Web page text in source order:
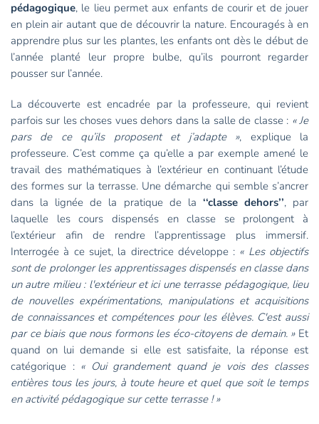
pédagogique, le lieu permet aux enfants de courir et de jouer
en plein air autant que de découvrir la nature. Encouragés à en
apprendre plus sur les plantes, les enfants ont dès le début de
l’année planté leur propre bulbe, qu’ils pourront regarder
pousser sur l’année.
La découverte est encadrée par la professeure, qui revient
parfois sur les choses vues dehors dans la salle de classe : « Je
pars de ce qu’ils proposent et j’adapte », explique la
professeure. C’est comme ça qu’elle a par exemple amené le
travail des mathématiques à l’extérieur en continuant l’étude
des formes sur la terrasse. Une démarche qui semble s’ancrer
dans la lignée de la pratique de la ‘‘classe dehors’’, par
laquelle les cours dispensés en classe se prolongent à
l’extérieur afin de rendre l’apprentissage plus immersif.
Interrogée à ce sujet, la directrice développe : « Les objectifs
sont de prolonger les apprentissages dispensés en classe dans
un autre milieu : l'extérieur et ici une terrasse pédagogique, lieu
de nouvelles expérimentations, manipulations et acquisitions
de connaissances et compétences pour les élèves. C'est aussi
par ce biais que nous formons les éco-citoyens de demain. »Et
quand on lui demande si elle est satisfaite, la réponse est
catégorique : « Oui grandement quand je vois des classes
entières tous les jours, à toute heure et quel que soit le temps
en activité pédagogique sur cette terrasse ! »